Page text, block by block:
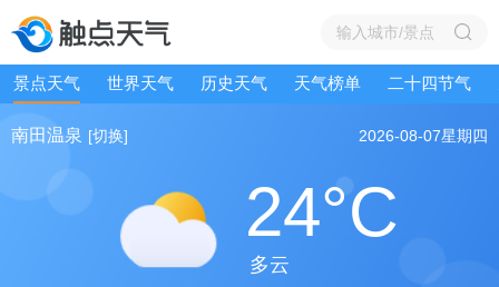
景点天气 世界天气 历史天气 天气榜单 二十四节气
南田温泉 [切换] 2026-08-07星期四
24°C
多云